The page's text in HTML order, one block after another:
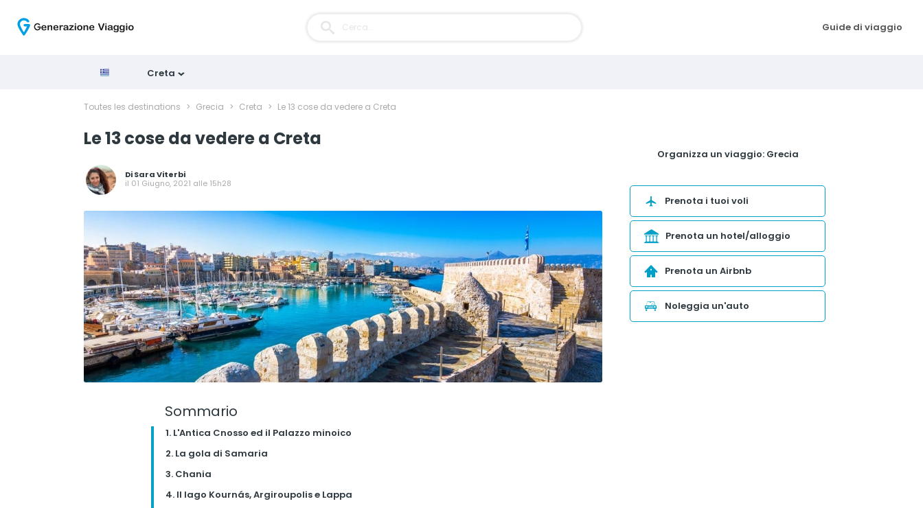
Guide di viaggio
Creta
Toutes les destinations > Grecia > Creta > Le 13 cose da vedere a Creta
Le 13 cose da vedere a Creta
DiSara Viterbi
il 01 Giugno, 2021 alle 15h28
Sommario
1. L'Antica Cnosso ed il Palazzo minoico
2. La gola di Samaria
3. Chania
4. Il lago Kournás, Argiroupolis e Lappa
Organizza un viaggio: Grecia
Prenota i tuoi voli
Prenota un hotel/alloggio
Prenota un Airbnb
Noleggia un'auto